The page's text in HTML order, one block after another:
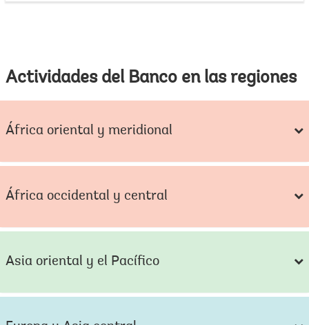
Actividades del Banco en las regiones
África oriental y meridional
África occidental y central
Asia oriental y el Pacífico